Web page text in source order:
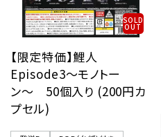
販促用カプセルトイ
SOLD
OUT
【限定特価】鯉人
Episode3〜モノトー
ン〜 50個入り (200円カ
プセル)